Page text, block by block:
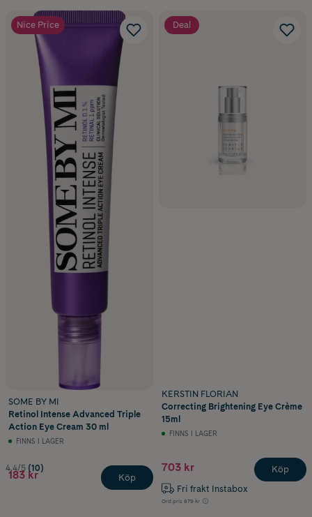
Nice Price
SOME BY MI
Retinol Intense Advanced Triple
Action Eye Cream 30 ml
FINNS I LAGER
4.4/5 (10)
183 kr Köp
Deal
KERSTIN FLORIAN
Correcting Brightening Eye Crème
15ml
FINNS I LAGER
703 kr
Fri frakt Instabox
Ord.pris 879 kr
Köp